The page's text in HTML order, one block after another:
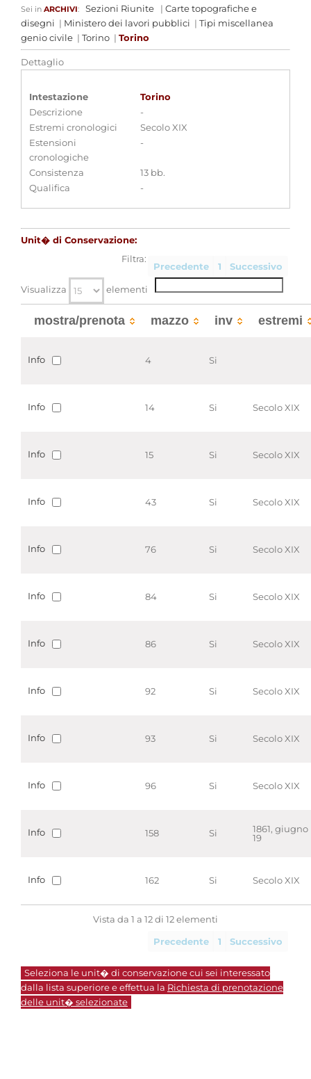
Sei in ARCHIVI: Sezioni Riunite | Carte topografiche e
disegni | Ministero dei lavori pubblici | Tipi miscellanea
genio civile | Torino | Torino
Dettaglio
Intestazione
Torino
Descrizione
-
Estremi cronologici
Secolo XIX
Estensioni
cronologiche
-
Consistenza
13 bb.
Qualifica
-
Unit� di Conservazione:
Precedente 1 Successivo
Visualizza elementi
Filtra:
mostra/prenota mazzo inv estremi
Info 4 Si
Info 14 Si Secolo XIX
Info 15 Si Secolo XIX
Info 43 Si Secolo XIX
Info 76 Si Secolo XIX
Info 84 Si Secolo XIX
Info 86 Si Secolo XIX
Info 92 Si Secolo XIX
Info 93 Si Secolo XIX
Info 96 Si Secolo XIX
Info 158 Si
1861, giugno
19
Info 162 Si Secolo XIX
Vista da 1 a 12 di 12 elementi
Precedente 1 Successivo
Seleziona le unit� di conservazione cui sei interessato
dalla lista superiore e effettua la Richiesta di prenotazione
delle unit� selezionate